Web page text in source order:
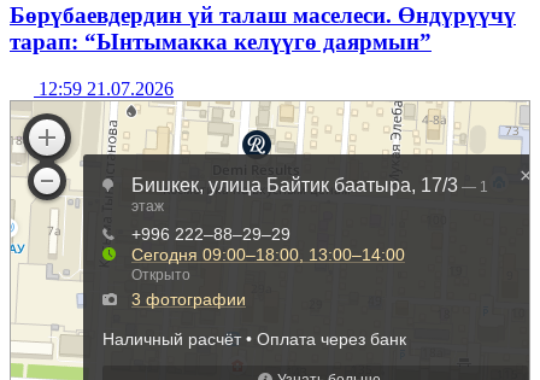
Бөрүбаевдердин үй талаш маселеси. Өндүрүүчү
тарап: “Ынтымакка келүүгө даярмын”
12:59 21.07.2026